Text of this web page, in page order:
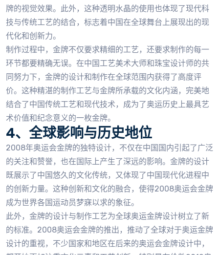
牌的视觉效果。此外，这种透明水晶的使用也体现了现代科
技与传统工艺的结合，标志着中国在全球舞台上展现出的现
代化和创新力。
制作过程中，金牌不仅要求精细的工艺，还要求制作的每一
环节都要精确无误。在中国工艺美术大师和珠宝设计师的共
同努力下，金牌的设计和制作在全球范围内获得了高度评
价。这种精湛的制作工艺与金牌所承载的文化内涵，完美地
结合了中国传统工艺和现代技术，成为了奥运历史上最具艺
术价值和纪念意义的一枚金牌。
4、全球影响与历史地位
2008年奥运会金牌的独特设计，不仅在中国国内引起了广泛
的关注和赞誉，也在国际上产生了深远的影响。金牌的设计
既展示了中国悠久的文化传统，又体现了中国现代化进程中
的创新力量。这种创新和文化的融合，使得2008奥运会金牌
成为世界各国运动员梦寐以求的象征。
此外，金牌的设计与制作工艺为全球奥运金牌设计树立了新
的标准。2008奥运会金牌的推出，推动了全球对于奥运金牌
设计的重视，不少国家和地区在后来的奥运会金牌设计中，